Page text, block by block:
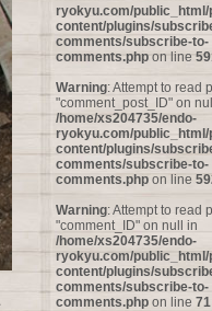
ryokyu.com/public_html/
content/plugins/
comments/subscribe-to-
comments.php on line
Warning: Attempt to read
"comment_post_ID" on
/home/xs204735/endo-
ryokyu.com/public_html/
content/plugins/
comments/subscribe-to-
comments.php on line
Warning: Attempt to read
"comment_ID" on null in
/home/xs204735/endo-
ryokyu.com/public_html/
content/plugins/
comments/subscribe-to-
comments.php on line 71